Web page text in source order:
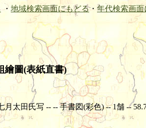
・ 地域検索画面にもどる・ 年代検索画面
繪圖(表紙直書)
月太田氏写 -- -- 手書図(彩色) -- 1舗 --